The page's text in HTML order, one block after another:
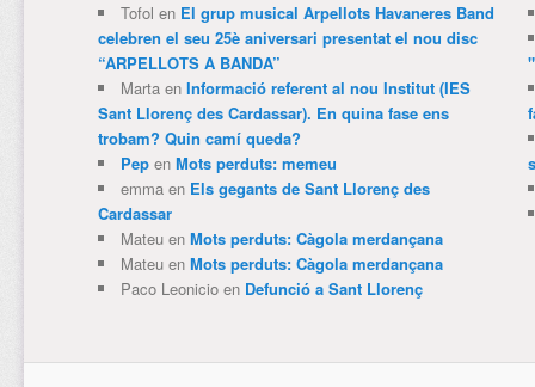
Tofol en El grup musical Arpellots Havaneres Band
celebren el seu 25è aniversari presentat el nou disc
“ARPELLOTS A BANDA”
Martaen Informació referent al nou Institut (IES
Sant Llorenç des Cardassar). En quina fase ens
trobam? Quin camí queda?
Pepen Mots perduts: memeu
emmaen Els gegants de Sant Llorenç des
Cardassar
Mateuen Mots perduts: Càgola merdançana
Mateuen Mots perduts: Càgola merdançana
Paco Leonicioen Defunció a Sant Llorenç